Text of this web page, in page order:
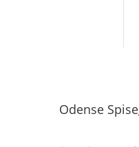
Odense